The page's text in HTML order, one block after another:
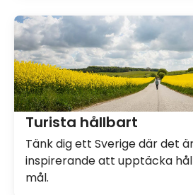
Turista hållbart
Tänk dig ett Sverige där det
inspirerande att upptäcka
mål.